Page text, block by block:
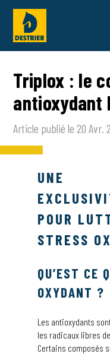
L'UNIVERS DESTRIER
NOTRE HISTOIRE
NOS ENGAGEMENTS
NOS
SANTÉ ET BIEN ÊTRE
CONSEILS NUTRITION
NOS ALIMENTS
COMPOSER MA RATION
NOUS CONTACTER
CONTACT
RECHERCHER
Triplox : le
antioxydant
Article publié le 20 Avr.
UNE
POUR
STRESS
QU’EST CE
OXYDANT ?
Les antioxydants
les radicaux libres de
Certains composés